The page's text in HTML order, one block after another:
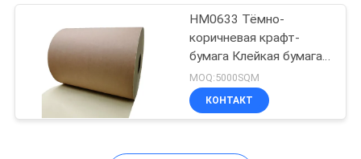
Анти- замерзая
слипчивый
материал ярлыка
клея
HM0633 Тёмно-
коричневая крафт-
бумага Клейкая бумага
Клейкая этикетка
MOQ:5000SQM
КОНТАКТ